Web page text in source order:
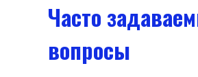
Часто
вопросы